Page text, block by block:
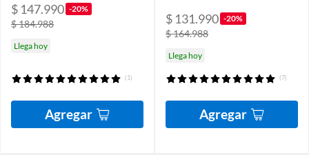
$ 147.990 -20%
$ 184.988
Llega hoy
(1)
Agregar
$ 131.990 -20%
$ 164.988
Llega hoy
(7)
Agregar